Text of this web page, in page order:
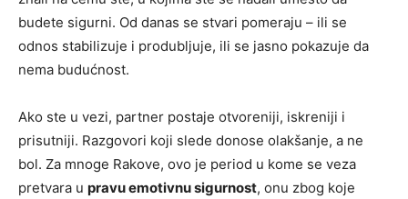
budete sigurni. Od danas se stvari pomeraju – ili se
odnos stabilizuje i produbljuje, ili se jasno pokazuje da
nema budućnost.
Ako ste u vezi, partner postaje otvoreniji, iskreniji i
prisutniji. Razgovori koji slede donose olakšanje, a ne
bol. Za mnoge Rakove, ovo je period u kome se veza
pretvara u pravu emotivnu sigurnost, onu zbog koje